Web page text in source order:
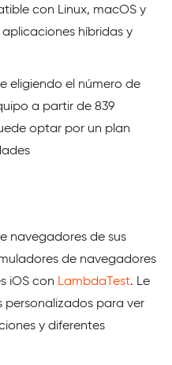
con Linux, macOS y
híbridas y
eligiendo el número de
a partir de 839
optar por un plan
navegadores de sus
de navegadores
iOS con LambdaTest. Le
personalizados para ver
y diferentes